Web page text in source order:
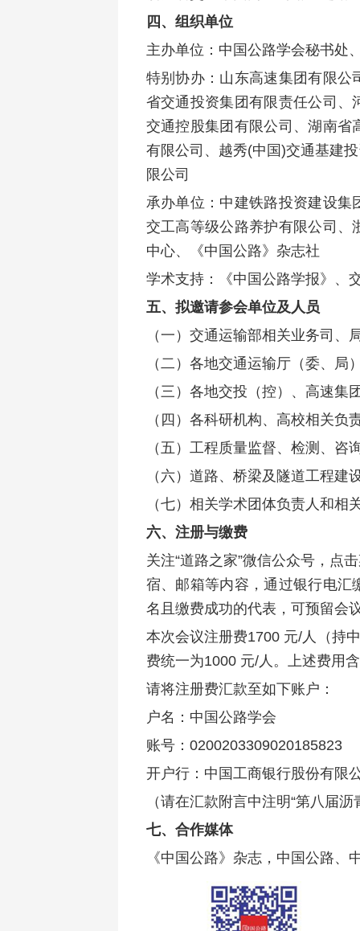
四、组织单位
主办单位： 中国公路学会秘书处
特别协办：山东高速集团有限公
省交通投资集团有限责任公司、
交通控股集团有限公司、湖南省
有限公司、越秀(中国)交通基建
限公司
承办单位：中建铁路投资建设集
交工高等级公路养护有限公司、
中心、《中国公路》杂志社
学术支持：《中国公路学报》、
五、拟邀请参会单位及人员
（一）交通运输部相关业务司、
（二）各地交通运输厅（委、
（三）各地交投（控）、高速
（四）各科研机构、高校相关负
（五）工程质量监督、检测、
（六）道路、桥梁及隧道工程
（七）相关学术团体负责人和相
六、注册与缴费
关注“道路之家”微信公众号，点
宿、邮箱等内容，通过银行电汇
名且缴费成功的代表，可预留会
本次会议注册费1700 元/人（持
费统一为1000 元/人。上述费用
请将注册费汇款至如下账户：
户名：中国公路学会
账号：0200203309020185823
开户行：中国工商银行股份有限
（请在汇款附言中注明“第八届
七、合作媒体
《中国公路》杂志，中国公路